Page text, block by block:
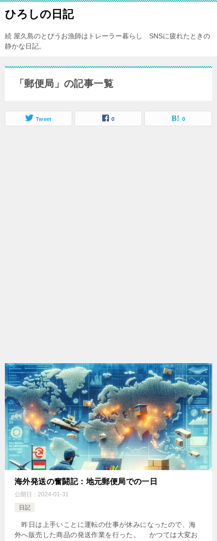
ひろしの日記
続 屋久島のとびうお漁師はトレーラー暮らし SNSに疲れたときの
静かな日記。
「郵便局」の記事一覧
Tweet 0 0
海外発送の奮闘記：地元郵便局での一日
公開日： 2024-01-31
日記
昨日は上手いことに運転の仕事が休みになったので、海
外へ販売した商品の発送作業を行った。 かつては大変お